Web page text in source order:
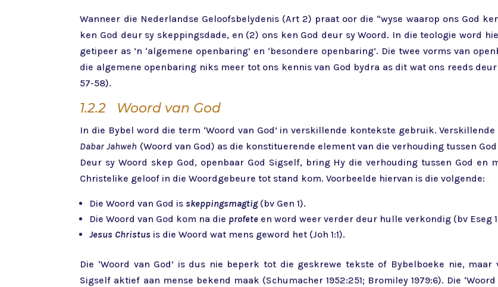
Wanneer die Nederlandse Geloofsbelydenis (Art 2) praat oor die “wyse waarop ons God
ken God deur sy skeppingsdade, en (2) ons ken God deur sy Woord. In die teologie word
getipeer as ’n ‘algemene openbaring’ en ‘besondere openbaring’. Die twee vorms van
die algemene openbaring niks meer tot ons kennis van God bydra as dit wat ons reeds
57-58).
1.2.2 Woord van God
In die Bybel word die term ‘Woord van God’ in verskillende kontekste gebruik.
Dabar Jahweh (Woord van God) as die konstituerende element van die verhouding tussen
Deur sy Woord skep God, openbaar God Sigself, bring Hy die verhouding tussen God
Christelike geloof in die Woordgebeure tot stand kom. Voorbeelde hiervan is die volgende:
Die Woord van God is skeppingsmagtig (bv Gen 1).
Die Woord van God kom na die profete en word weer verder deur hulle verkondig (bv Eseg
Jesus Christus is die Woord wat mens geword het (Joh 1:1).
Die ‘Woord van God’ is dus nie beperk tot die geskrewe tekste of Bybelboeke nie, maar
Sigself aktief aan mense bekend maak (Schumacher 1952:251; Bromiley 1979:6). Die